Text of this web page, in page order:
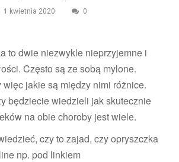
1 kwietnia 2020 0
to dwie niezwykle nieprzyjemne i
Często są ze sobą mylone.
jakie są między nimi różnice.
będziecie wiedzieli jak skutecznie
na obie choroby jest wiele.
czy to zajad, czy opryszczka
np. pod linkiem